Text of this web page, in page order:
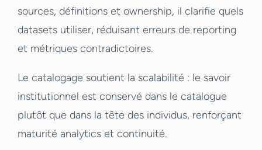
sources, définitions et ownership, il clarifie quels
datasets utiliser, réduisant erreurs de reporting
et métriques contradictoires.
Le catalogage soutient la scalabilité : le savoir
institutionnel est conservé dans le catalogue
plutôt que dans la tête des individus, renforçant
maturité analytics et continuité.